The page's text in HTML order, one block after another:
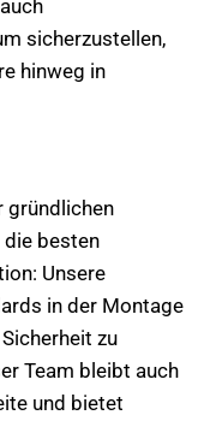
sicherzustellen,
hinweg in
gründlichen
die besten
Unsere
in der Montage
zu
Team bleibt auch
und bietet